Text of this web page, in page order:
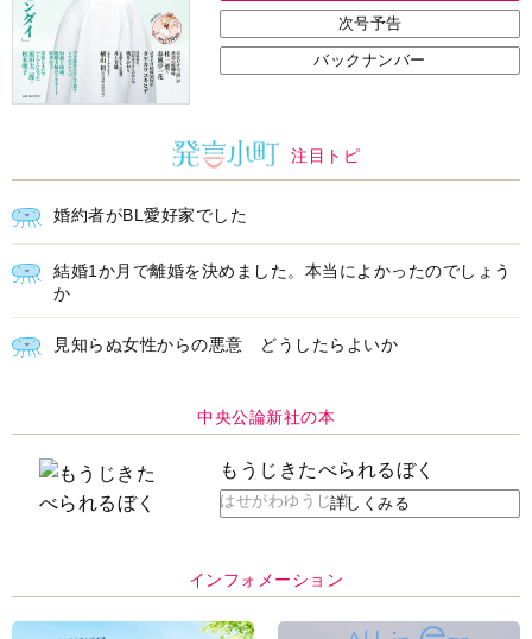
次号予告
バックナンバー
注目トピ
婚約者がBL愛好家でした
結婚1か月で離婚を決めました。本当によかったのでしょう
か
見知らぬ女性からの悪意 どうしたらよいか
中央公論新社の本
もうじきたべられるぼく
はせがわゆうじ 作詳しくみる
インフォメーション